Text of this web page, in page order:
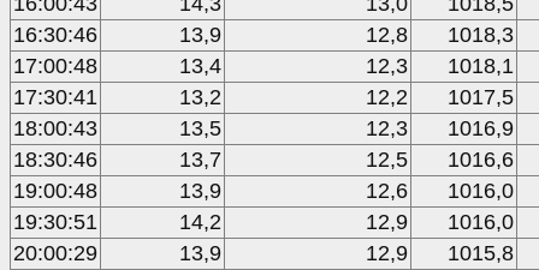
16:30:46
13,9 12,8
1018,3
17:00:48
13,4 12,3
1018,1
17:30:41
13,2 12,2
1017,5
18:00:43
13,5 12,3
1016,9
18:30:46
13,7 12,5
1016,6
19:00:48
13,9 12,6
1016,0
19:30:51
14,2 12,9
1016,0
20:00:29
13,9 12,9
1015,8